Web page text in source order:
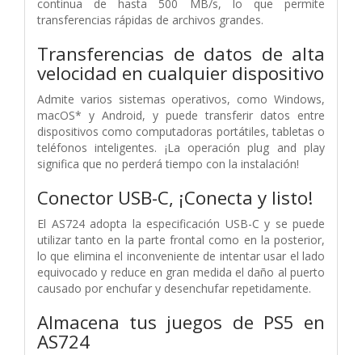
continua de hasta 500 MB/s, lo que permite
transferencias rápidas de archivos grandes.
Transferencias de datos de alta
velocidad en cualquier dispositivo
Admite varios sistemas operativos, como Windows,
macOS* y Android, y puede transferir datos entre
dispositivos como computadoras portátiles, tabletas o
teléfonos inteligentes. ¡La operación plug and play
significa que no perderá tiempo con la instalación!
Conector USB-C, ¡Conecta y listo!
El AS724 adopta la especificación USB-C y se puede
utilizar tanto en la parte frontal como en la posterior,
lo que elimina el inconveniente de intentar usar el lado
equivocado y reduce en gran medida el daño al puerto
causado por enchufar y desenchufar repetidamente.
Almacena tus juegos de PS5 en
AS724